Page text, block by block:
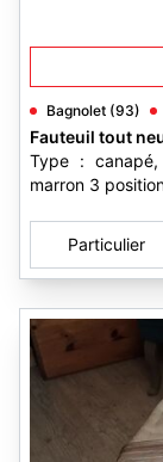
Bagnolet (93)
Fauteuil tout
Type :
marron 3
Particulier